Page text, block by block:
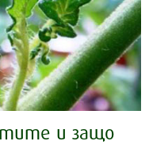
и защо